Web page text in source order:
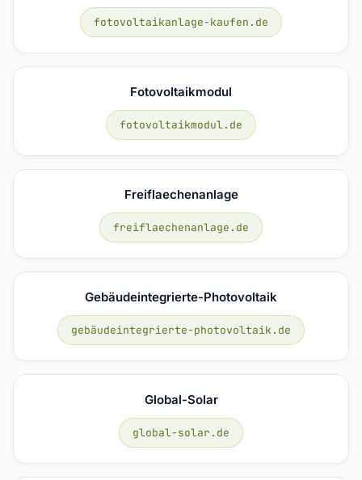
fotovoltaikanlage-kaufen.de
Fotovoltaikmodul
fotovoltaikmodul.de
Freiflaechenanlage
freiflaechenanlage.de
Gebäudeintegrierte-Photovoltaik
gebäudeintegrierte-photovoltaik.de
Global-Solar
global-solar.de